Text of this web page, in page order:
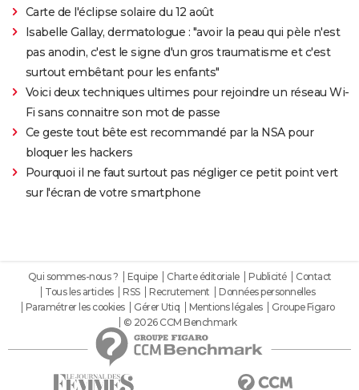
Carte de l'éclipse solaire du 12 août
Isabelle Gallay, dermatologue : "avoir la peau qui pèle n'est
pas anodin, c'est le signe d'un gros traumatisme et c'est
surtout embêtant pour les enfants"
Voici deux techniques ultimes pour rejoindre un réseau Wi-
Fi sans connaitre son mot de passe
Ce geste tout bête est recommandé par la NSA pour
bloquer les hackers
Pourquoi il ne faut surtout pas négliger ce petit point vert
sur l'écran de votre smartphone
Qui sommes-nous ? Equipe Charte éditoriale Publicité
Contact
Tous les articles
RSS Recrutement
Données personnelles
Paramétrer les cookies
Gérer Utiq Mentions légales
Groupe Figaro
© 2026 CCM Benchmark